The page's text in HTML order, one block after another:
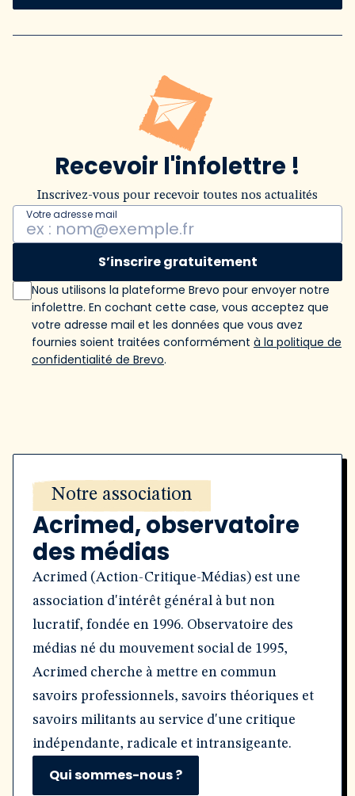
Recevoir l'infolettre !
Inscrivez-vous pour recevoir toutes nos actualités
Votre adresse mail
S’inscrire gratuitement
Nous utilisons la plateforme Brevo pour envoyer notre
infolettre. En cochant cette case, vous acceptez que
votre adresse mail et les données que vous avez
fournies soient traitées conformément à la politique de
confidentialité de Brevo.
Notre association
Acrimed, observatoire
des médias
Acrimed (Action-Critique-Médias) est une
association d'intérêt général à but non
lucratif, fondée en 1996. Observatoire des
médias né du mouvement social de 1995,
Acrimed cherche à mettre en commun
savoirs professionnels, savoirs théoriques et
savoirs militants au service d'une critique
indépendante, radicale et intransigeante.
Qui sommes-nous ?